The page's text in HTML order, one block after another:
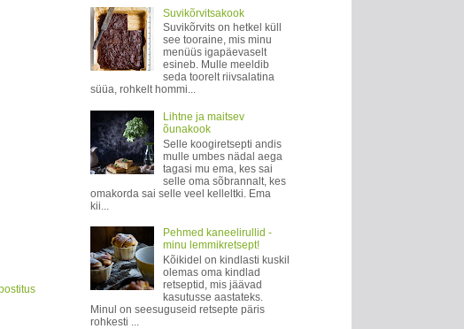
Suvikõrvitsakook
Suvikõrvits on hetkel küll
see tooraine, mis minu
menüüs igapäevaselt
esineb. Mulle meeldib
seda toorelt riivsalatina
süüa, rohkelt hommi...
Lihtne ja maitsev
õunakook
Selle koogiretsepti andis
mulle umbes nädal aega
tagasi mu ema, kes sai
selle oma sõbrannalt, kes
omakorda sai selle veel kelleltki. Ema
kii...
Pehmed kaneelirullid -
minu lemmikretsept!
Kõikidel on kindlasti kuskil
olemas oma kindlad
retseptid, mis jäävad
kasutusse aastateks.
Minul on seesuguseid retsepte päris
rohkesti ...